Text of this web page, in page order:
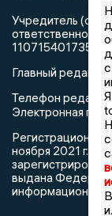
Учредитель
1107154017354)
Главный
Телефон
Электронная
ноября 2021 г.
выдана
информационных